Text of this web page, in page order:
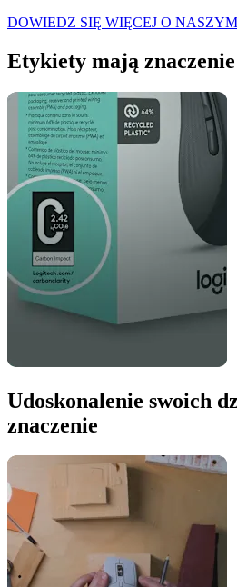
DOWIEDZ SIĘ WIĘCEJ O
Etykiety mają znaczenie
Udoskonalenie swoich
znaczenie